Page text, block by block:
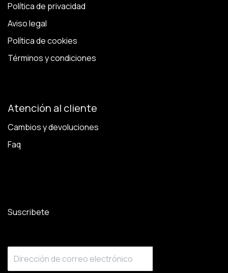
Política de privacidad
Aviso legal
Política de cookies
Términos y condiciones
Atención al cliente
Cambios y devoluciones
Faq
Suscribete